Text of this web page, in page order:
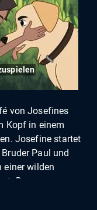
von Josefines
Kopf in einem
Josefine startet
Paul und
einer wilden
Das ganze
und der